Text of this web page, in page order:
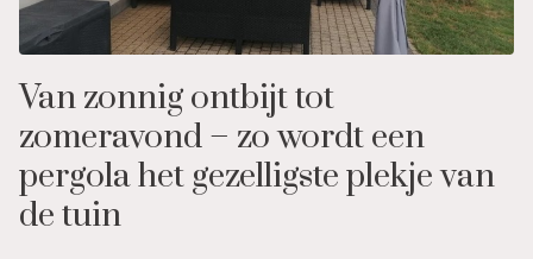
Van zonnig ontbijt tot
zomeravond – zo wordt een
pergola het gezelligste plekje van
de tuin